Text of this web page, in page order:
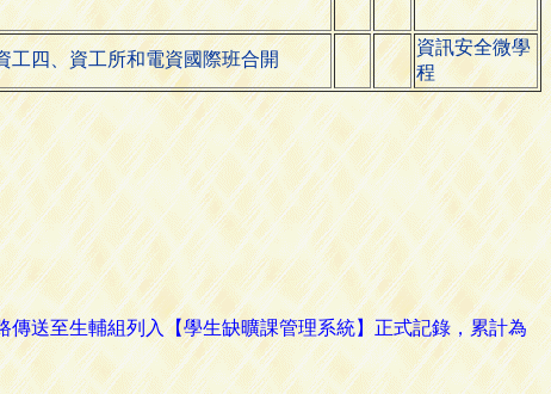
工四、資工所和電資國際班合開
資訊安全微學
程
送至生輔組列入【學生缺曠課管理系統】正式記錄，累計為